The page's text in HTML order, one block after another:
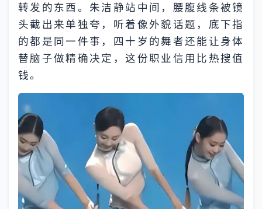
转发的东西。朱洁静站中间，腰腹线条被镜
头截出来单独夸，听着像外貌话题，底下指
的都是同一件事，四十岁的舞者还能让身体
替脑子做精确决定，这份职业信用比热搜值
钱。